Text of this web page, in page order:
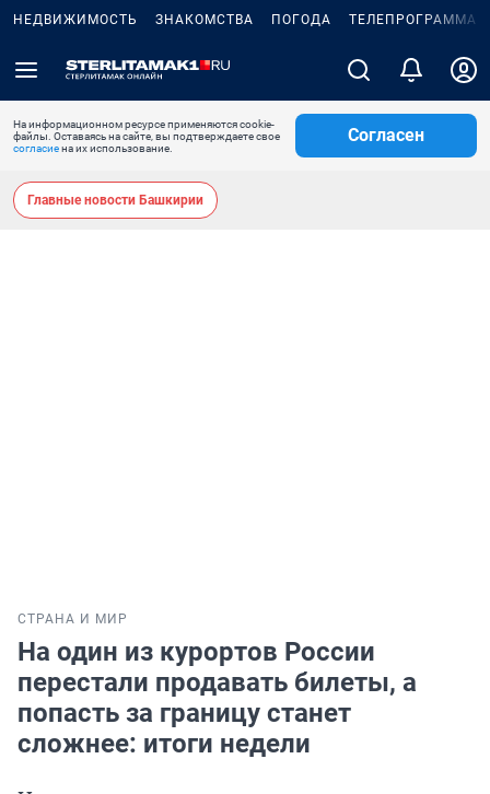
НЕДВИЖИМОСТЬ ЗНАКОМСТВА ПОГОДА ТЕЛЕПРОГРАММА
На информационном ресурсе применяются cookie-
файлы. Оставаясь на сайте, вы подтверждаете свое
согласиена их использование.
Согласен
Главные новости Башкирии
СТРАНА И МИР
На один из курортов России
перестали продавать билеты, а
попасть за границу станет
сложнее: итоги недели